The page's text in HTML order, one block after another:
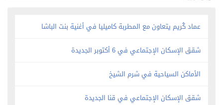
عماد كُريم يتعاون مع المطربة كاميليا في أغنية بنت الباشا
شقق الإسكان الإجتماعي في 6 أكتوبر الجديدة
الأماكن السياحية في شرم الشيخ
شقق الإسكان الإجتماعي في قنا الجديدة